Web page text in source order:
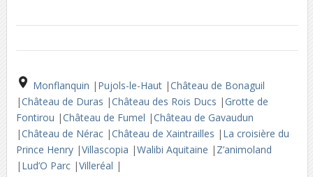
Monflanquin | Pujols-le-Haut |Château de Bonaguil
|Château de Duras |Château des Rois Ducs |Grotte de
Fontirou |Château de Fumel |Château de Gavaudun
|Château de Nérac |Château de Xaintrailles | La croisière du
Prince Henry |Villascopia |Walibi Aquitaine | Z’animoland
| Lud’O Parc |Villeréal |